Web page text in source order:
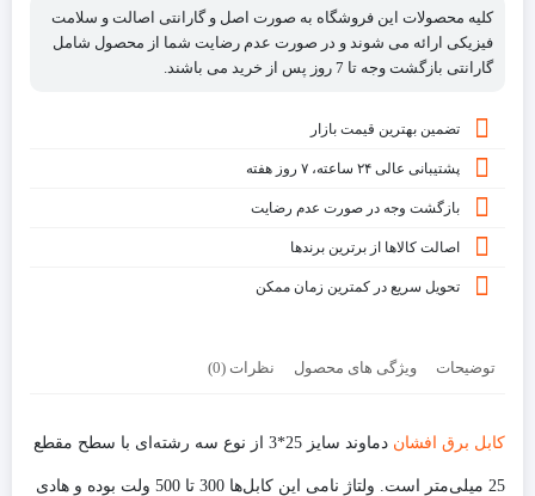
کلیه محصولات این فروشگاه به صورت اصل و گارانتی اصالت و سلامت
فیزیکی ارائه می شوند و در صورت عدم رضایت شما از محصول شامل
گارانتی بازگشت وجه تا 7 روز پس از خرید می باشند.
تضمین بهترین قیمت بازار
پشتیبانی عالی ۲۴ ساعته، ۷ روز هفته
بازگشت وجه در صورت عدم رضایت
اصالت کالاها از برترین برندها
تحویل سریع در کمترین زمان ممکن
توضیحات ویژگی های محصول نظرات (0)
کابل برق افشان دماوند سایز 25*3 از نوع سه رشته‌ای با سطح مقطع
25 میلی‌متر است. ولتاژ نامی این کابل‌ها 300 تا 500 ولت بوده و هادی